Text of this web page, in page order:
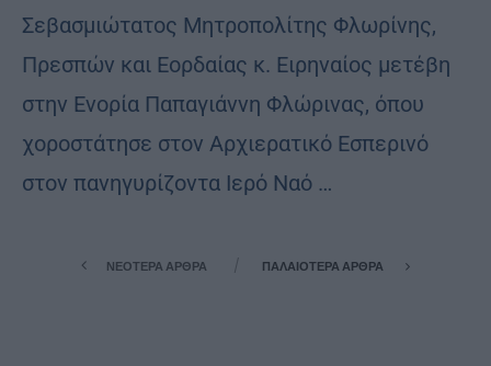
Σεβασμιώτατος Μητροπολίτης Φλωρίνης,
Πρεσπών και Εορδαίας κ. Ειρηναίος μετέβη
στην Ενορία Παπαγιάννη Φλώρινας, όπου
χοροστάτησε στον Αρχιερατικό Εσπερινό
στον πανηγυρίζοντα Ιερό Ναό …
ΝΕΌΤΕΡΑ ΆΡΘΡΑ ΠΑΛΑΙΌΤΕΡΑ ΆΡΘΡΑ